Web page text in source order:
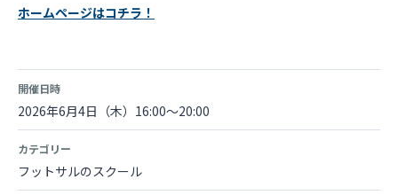
ホームページはコチラ！
開催日時
2026年6月4日（木）16:00～20:00
カテゴリー
フットサルのスクール